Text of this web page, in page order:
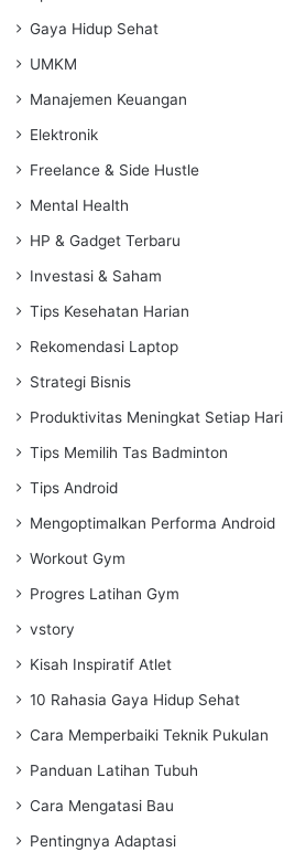
Gaya Hidup Sehat
UMKM
Manajemen Keuangan
Elektronik
Freelance & Side Hustle
Mental Health
HP & Gadget Terbaru
Investasi & Saham
Tips Kesehatan Harian
Rekomendasi Laptop
Strategi Bisnis
Produktivitas Meningkat Setiap Hari
Tips Memilih Tas Badminton
Tips Android
Mengoptimalkan Performa Android
Workout Gym
Progres Latihan Gym
vstory
Kisah Inspiratif Atlet
10 Rahasia Gaya Hidup Sehat
Cara Memperbaiki Teknik Pukulan
Panduan Latihan Tubuh
Cara Mengatasi Bau
Pentingnya Adaptasi